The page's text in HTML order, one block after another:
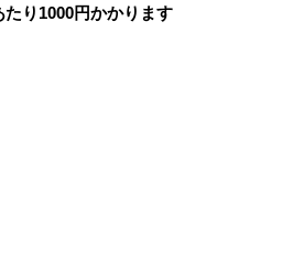
り 1000円かかります